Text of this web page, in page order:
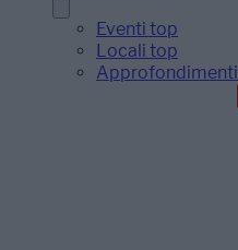
Eventi top
Locali top
Approfondimenti